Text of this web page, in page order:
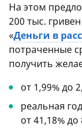
На этом
200 тыс.
«Деньги в
потраченные
получить
от 1,99% до
реальная
от 41,18%